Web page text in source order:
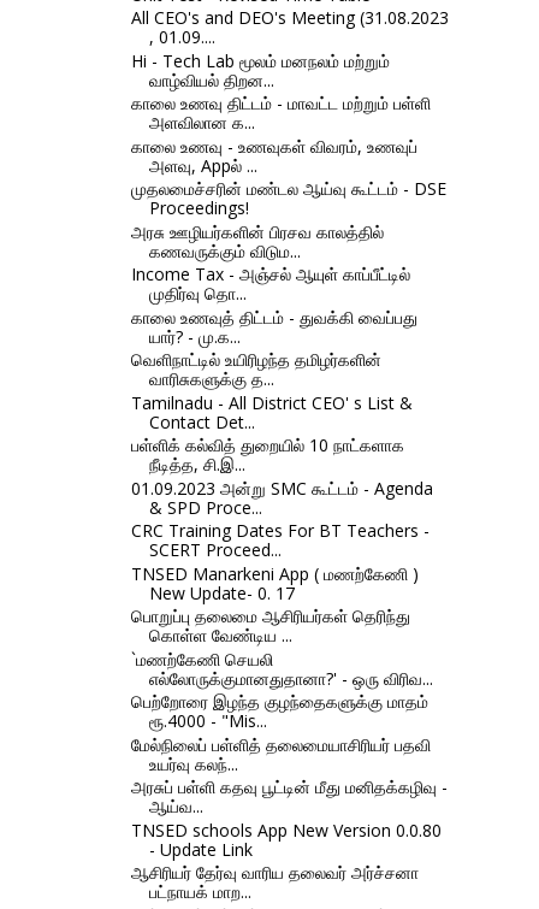
All CEO's and DEO's Meeting (31.08.2023
, 01.09....
Hi - Tech Lab மூலம் மனநலம் மற்றும்
வாழ்வியல் திறன...
காலை உணவு திட்டம் - மாவட்ட மற்றும் பள்ளி
அளவிலான க...
காலை உணவு - உணவுகள் விவரம், உணவுப்
அளவு, Appல் ...
முதலமைச்சரின் மண்டல ஆய்வு கூட்டம் - DSE
Proceedings!
அரசு ஊழியர்களின் பிரசவ காலத்தில்
கணவருக்கும் விடும...
Income Tax - அஞ்சல் ஆயுள் காப்பீட்டில்
முதிர்வு தொ...
காலை உணவுத் திட்டம் - துவக்கி வைப்பது
யார்? - மு.க...
வெளிநாட்டில் உயிரிழந்த தமிழர்களின்
வாரிசுகளுக்கு த...
Tamilnadu - All District CEO' s List &
Contact Det...
பள்ளிக் கல்வித் துறையில் 10 நாட்களாக
நீடித்த, சி.இ...
01.09.2023 அன்று SMC கூட்டம் - Agenda
& SPD Proce...
CRC Training Dates For BT Teachers -
SCERT Proceed...
TNSED Manarkeni App ( மணற்கேணி )
New Update- 0. 17
பொறுப்பு தலைமை ஆசிரியர்கள் தெரிந்து
கொள்ள வேண்டிய ...
`மணற்கேணி செயலி
எல்லோருக்குமானதுதானா?' - ஒரு விரிவ...
பெற்றோரை இழந்த குழந்தைகளுக்கு மாதம்
ரூ.4000 - "Mis...
மேல்நிலைப் பள்ளித் தலைமையாசிரியர் பதவி
உயர்வு கலந்...
அரசுப் பள்ளி கதவு பூட்டின் மீது மனிதக்கழிவு -
ஆய்வ...
TNSED schools App New Version 0.0.80
- Update Link
ஆசிரியர் தேர்வு வாரிய தலைவர் அர்ச்சனா
பட்நாயக் மாற...